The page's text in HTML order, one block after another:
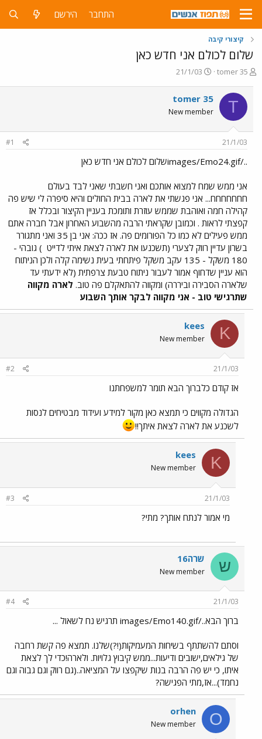
התחבר הירשם
קיצורי קיבה
שלום לכולם אני חדש כאן
פ
ח
ה
ו
ש
tomer 35
פ
ס
ם
ת
י
21/1/03
T
tomer 35
New member
21/1/03
#1
../images/Emo24.gifשלום לכולם אני חדש כאן
אני ממש שמח למצוא אותכם ואני חשבתי שאני לבד בעולם
חחחחחחח... אני פגשתי את לארה בבית החולים והיא סיפרה לי שיש פה
קהילה חמה ואוהבת שממש עוזרת ותומכת בעניין הקיצור ובכלל אז
קפצתי לראות . וכמובן שקראתי הרבה מהשבוע האחרון אבל חברה אתם
ממש פעילים לא כמו כל הפורומים פה. אז ככה: אני בן 35 ואני מתגורר
בשרון עדיין רווק לצערי (תשכנעו את לארה לצאת איתי לדייט ) גובהי -
180 משקל - 135 עקב משקל פיתחתי בעית נשימה קלה ולכן הניתוח
הוא עניין שדחוף אמור לעבור ניתוח טבעת צרפתית (לא ידעתי עד
שלארה הסבירה וביררה) ומקווה להתאקלם פה טוב. לארה מקווה
שתרגישי טוב - אני מקווה לבקר אותך השבוע
K
kees
New member
21/1/03
#2
אז קודם כלברוך הבא תומר למשפחתנו
הגדולה מקווים כי תמצא כאן מקור למידע ועידוד מבטיחים לנסות
לשכנע את לארה לצאת איתך!!
K
kees
New member
21/1/03
#3
מי אמור לנתח אותך? מתי?
ש שרה16
New member
21/1/03
#4
ברוך הבא../images/Emo140.gif תרגיש נח לשאול ...
וסתם להשתתף בשיחות המעמיקות(!?)שלנו. תמצא פה קשת רחבה
של גילאים,ישובים ודיעות...ממש קיבוץ גלויות. ולארה!כדי לך לצאת
איתו, כי יש פה הרבה בנות שיקפצו על המציאה..(גם רווק וגם גבוה וגם
נחמד)...אז,מתי הפגישה?
O
orhen
New member